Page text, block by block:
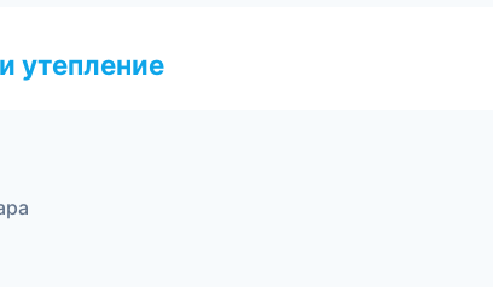
утепление